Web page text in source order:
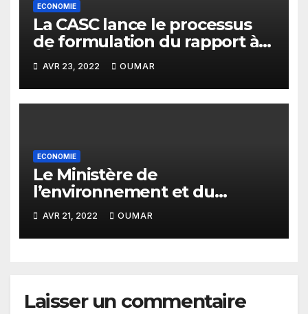
ECONOMIE
La CASC lance le processus
de formulation du rapport à
l’Évaluation nationale
Volontaire 2022
AVR 23, 2022 OUMAR
ECONOMIE
Le Ministère de
l’environnement et du
développement durable a
atteint 79% des cibles
techniques en 2021
AVR 21, 2022 OUMAR
Laisser un commentaire